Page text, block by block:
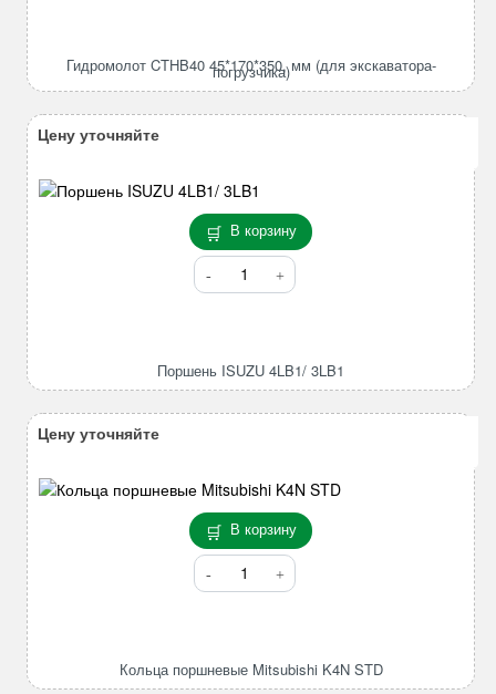
45*170*350,
мм
Гидромолот CTHB40 45*170*350, мм (для экскаватора-
погрузчика)
В корзину
Количество
товара
3LB1
Поршень ISUZU 4LB1/ 3LB1
Цену уточняйте
В корзину
Количество
товара
K4N
Кольца поршневые Mitsubishi K4N STD
Цену уточняйте